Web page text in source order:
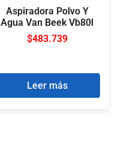
Aspiradora Polvo Y
Agua Van Beek Vb80l
$483.739
Leer más